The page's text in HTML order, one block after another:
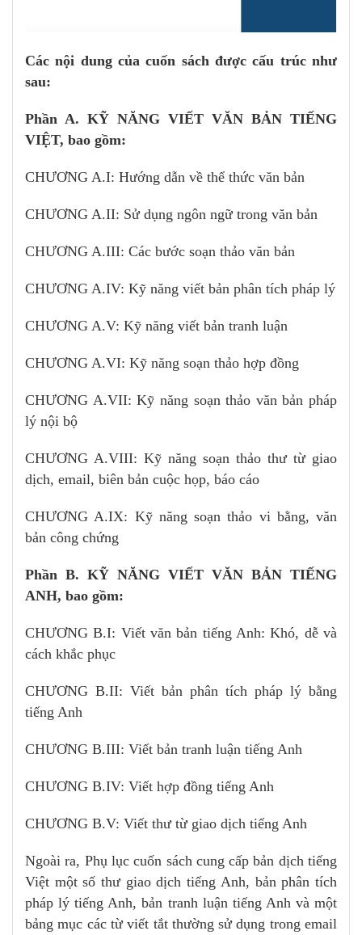
Các nội dung của cuốn sách được cấu trúc như
sau:
Phần A. KỸ NĂNG VIẾT VĂN BẢN TIẾNG
VIỆT, bao gồm:
CHƯƠNG A.I: Hướng dẫn về thể thức văn bản
CHƯƠNG A.II: Sử dụng ngôn ngữ trong văn bản
CHƯƠNG A.III: Các bước soạn thảo văn bản
CHƯƠNG A.IV: Kỹ năng viết bản phân tích pháp lý
CHƯƠNG A.V: Kỹ năng viết bản tranh luận
CHƯƠNG A.VI: Kỹ năng soạn thảo hợp đồng
CHƯƠNG A.VII: Kỹ năng soạn thảo văn bản pháp
lý nội bộ
CHƯƠNG A.VIII: Kỹ năng soạn thảo thư từ giao
dịch, email, biên bản cuộc họp, báo cáo
CHƯƠNG A.IX: Kỹ năng soạn thảo vi bằng, văn
bản công chứng
Phần B. KỸ NĂNG VIẾT VĂN BẢN TIẾNG
ANH, bao gồm:
CHƯƠNG B.I: Viết văn bản tiếng Anh: Khó, dễ và
cách khắc phục
CHƯƠNG B.II: Viết bản phân tích pháp lý bằng
tiếng Anh
CHƯƠNG B.III: Viết bản tranh luận tiếng Anh
CHƯƠNG B.IV: Viết hợp đồng tiếng Anh
CHƯƠNG B.V: Viết thư từ giao dịch tiếng Anh
Ngoài ra, Phụ lục cuốn sách cung cấp bản dịch tiếng
Việt một số thư giao dịch tiếng Anh, bản phân tích
pháp lý tiếng Anh, bản tranh luận tiếng Anh và một
bảng mục các từ viết tắt thường sử dụng trong email